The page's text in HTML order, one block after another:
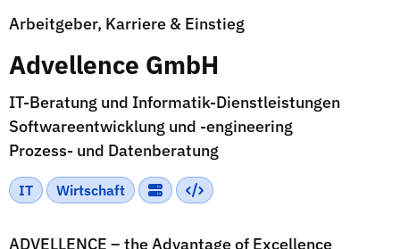
Arbeitgeber, Karriere & Einstieg
Advellence GmbH
IT-Beratung und Informatik-Dienstleistungen
Softwareentwicklung und -engineering
Prozess- und Datenberatung
IT Wirtschaft
ADVELLENCE – the Advantage of Excellence